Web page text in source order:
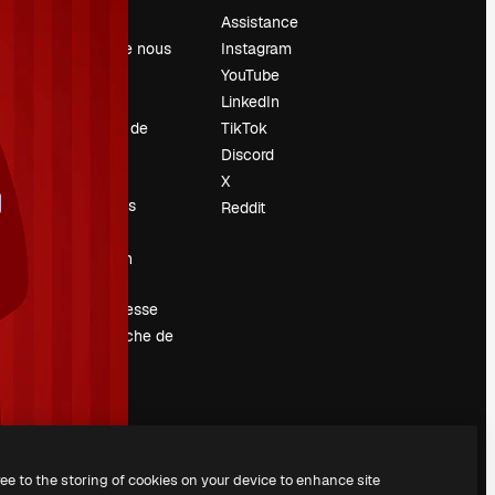
À propos de nous
Tendances de
Événements
Vendre mon
Salle de presse
À la recherche de
Assistance
Instagram
YouTube
LinkedIn
TikTok
Discord
X
Reddit
to the storing of cookies on your device to enhance site